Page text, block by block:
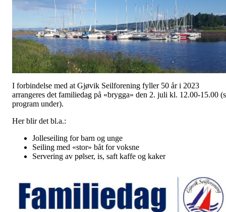
I forbindelse med at Gjøvik Seilforening fyller 50 år i 2023
arrangeres det familiedag på «brygga» den 2. juli kl. 12.00-15.00
program under).
Her blir det bl.a.:
Jolleseiling for barn og unge
Seiling med «stor» båt for voksne
Servering av pølser, is, saft kaffe og kaker